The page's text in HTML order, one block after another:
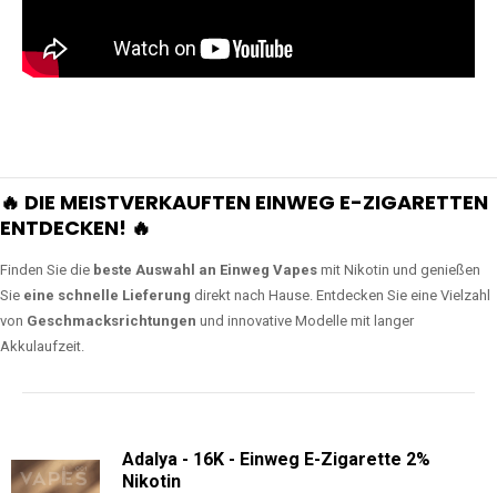
🔥 DIE MEISTVERKAUFTEN EINWEG E-ZIGARETTEN
ENTDECKEN! 🔥
Finden Sie die beste Auswahl an Einweg Vapes mit Nikotin und genießen
Sie eine schnelle Lieferung direkt nach Hause. Entdecken Sie eine Vielzahl
von Geschmacksrichtungen und innovative Modelle mit langer
Akkulaufzeit.
Adalya - 16K - Einweg E-Zigarette 2%
Nikotin